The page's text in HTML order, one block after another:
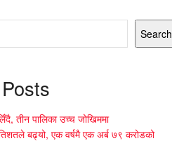
Search
तीन पालिका उच्च जोखिममा
बढ्यो, एक वर्षमै एक अर्ब ७९ करोडको